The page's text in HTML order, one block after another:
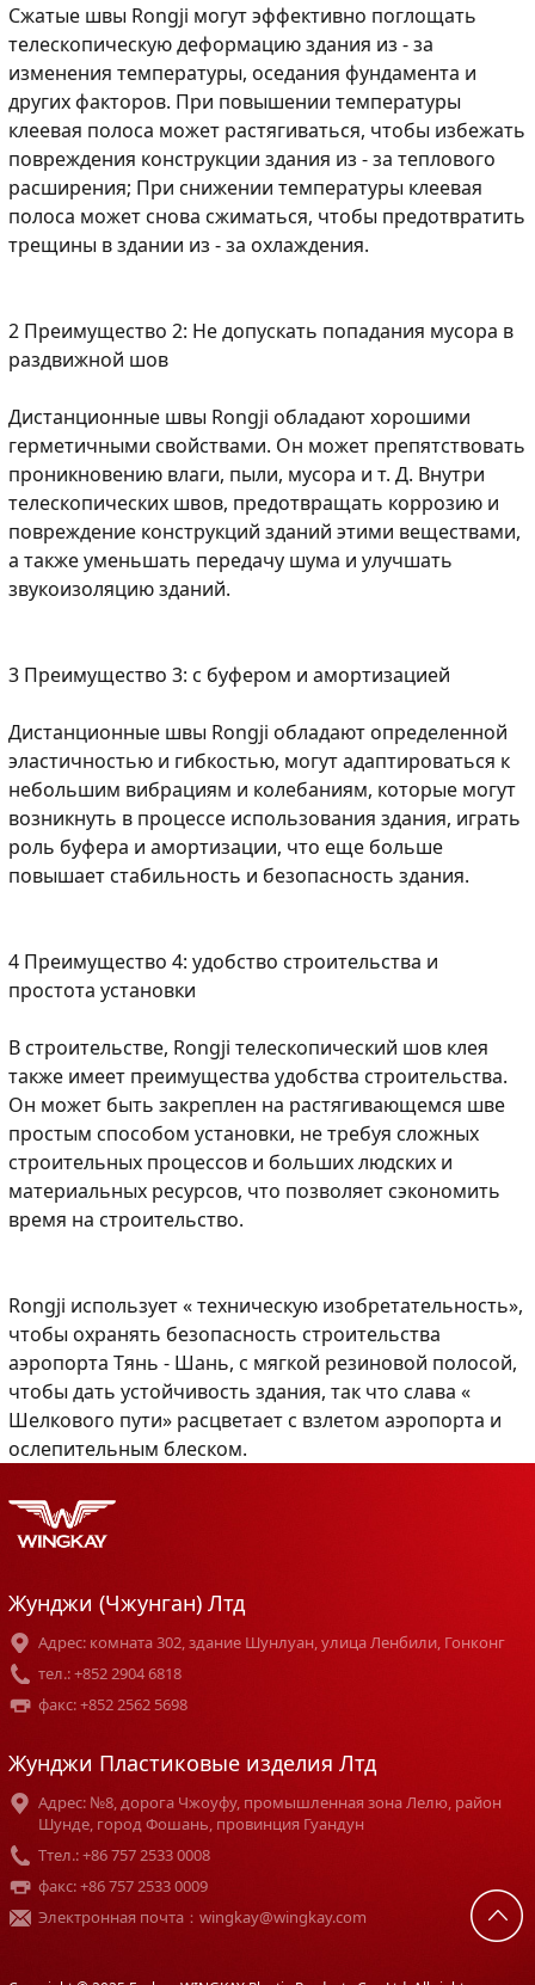
Сжатые швы Rongji могут эффективно поглощать
телескопическую деформацию здания из - за
изменения температуры, оседания фундамента и
других факторов. При повышении температуры
клеевая полоса может растягиваться, чтобы избежать
повреждения конструкции здания из - за теплового
расширения; При снижении температуры клеевая
полоса может снова сжиматься, чтобы предотвратить
трещины в здании из - за охлаждения.
2 Преимущество 2: Не допускать попадания мусора в
раздвижной шов
Дистанционные швы Rongji обладают хорошими
герметичными свойствами. Он может препятствовать
проникновению влаги, пыли, мусора и т. Д. Внутри
телескопических швов, предотвращать коррозию и
повреждение конструкций зданий этими веществами,
а также уменьшать передачу шума и улучшать
звукоизоляцию зданий.
3 Преимущество 3: с буфером и амортизацией
Дистанционные швы Rongji обладают определенной
эластичностью и гибкостью, могут адаптироваться к
небольшим вибрациям и колебаниям, которые могут
возникнуть в процессе использования здания, играть
роль буфера и амортизации, что еще больше
повышает стабильность и безопасность здания.
4 Преимущество 4: удобство строительства и
простота установки
В строительстве, Rongji телескопический шов клея
также имеет преимущества удобства строительства.
Он может быть закреплен на растягивающемся шве
простым способом установки, не требуя сложных
строительных процессов и больших людских и
материальных ресурсов, что позволяет сэкономить
время на строительство.
Rongji использует « техническую изобретательность»,
чтобы охранять безопасность строительства
аэропорта Тянь - Шань, с мягкой резиновой полосой,
чтобы дать устойчивость здания, так что слава «
Шелкового пути» расцветает с взлетом аэропорта и
ослепительным блеском.
Жунджи (Чжунган) Лтд
Адрес: комната 302, здание Шунлуан, улица Ленбили, Гонконг
тел.: +852 2904 6818
факс: +852 2562 5698
Жунджи Пластиковые изделия Лтд
Адрес: №8, дорога Чжоуфу, промышленная зона Лелю, район
Шунде, город Фошань, провинция Гуандун
Tтел.: +86 757 2533 0008
факс: +86 757 2533 0009
Электронная почта：wingkay@wingkay.com